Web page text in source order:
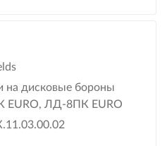
на дисковые бороны
ЛД-8ПК EURO